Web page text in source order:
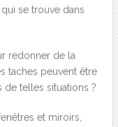
se trouve dans
redonner de la
taches peuvent être
de telles situations ?
et miroirs,